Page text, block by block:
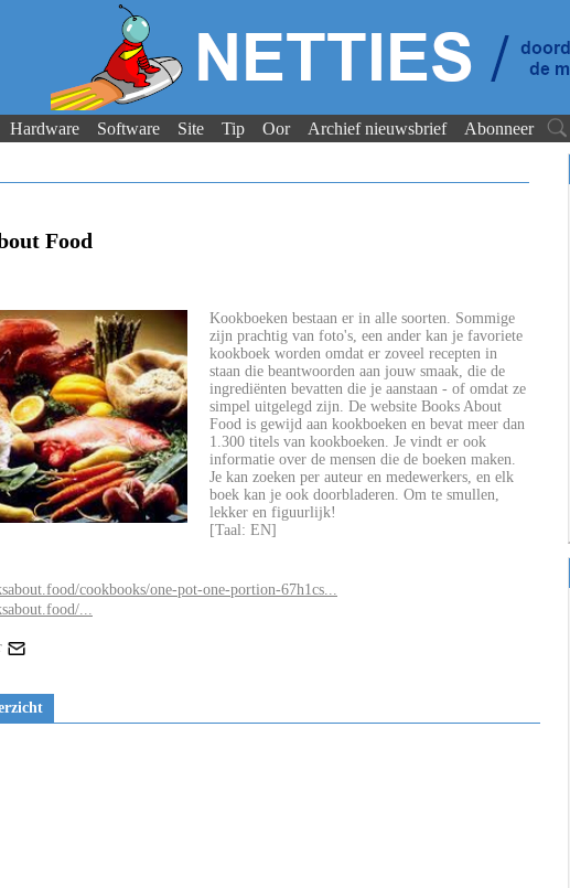
Hardware Software Site Tip Oor Archief nieuwsbrief Abonneer
Food
Kookboeken bestaan er in alle soorten. Sommige
zijn prachtig van foto's, een ander kan je favoriete
kookboek worden omdat er zoveel recepten in
staan die beantwoorden aan jouw smaak, die de
ingrediënten bevatten die je aanstaan - of omdat ze
simpel uitgelegd zijn. De website Books About
Food is gewijd aan kookboeken en bevat meer dan
1.300 titels van kookboeken. Je vindt er ook
informatie over de mensen die de boeken maken.
Je kan zoeken per auteur en medewerkers, en elk
boek kan je ook doorbladeren. Om te smullen,
lekker en figuurlijk!
[Taal: EN]
cookbooks/one-pot-one-portion-67h1cs...
...